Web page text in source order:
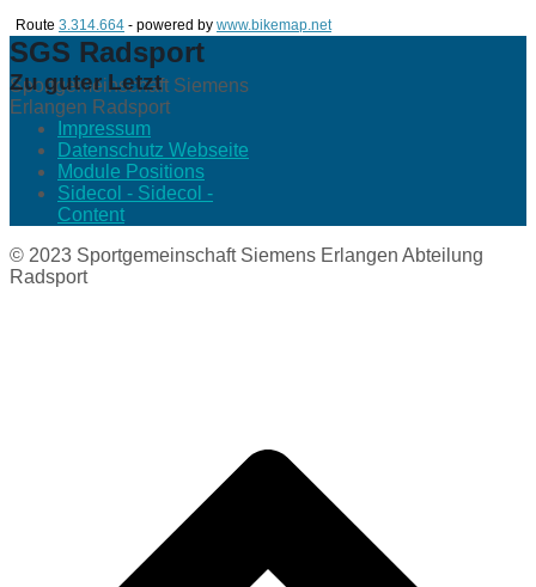
Route 3.314.664 - powered by www.bikemap.net
SGS Radsport
Sportgemeinschaft Siemens
Erlangen Radsport
Zu guter Letzt
Impressum
Datenschutz Webseite
Module Positions
Sidecol - Sidecol -
Content
© 2023 Sportgemeinschaft Siemens Erlangen Abteilung
Radsport